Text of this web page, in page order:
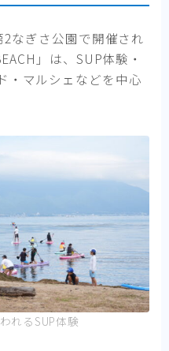
なぎさ公園で開催され
」は、SUP体験・
・マルシェなどを中心
れるSUP体験